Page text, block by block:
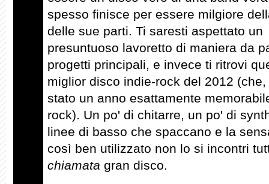
spesso finisce per essere milgiore
delle sue parti. Ti saresti aspettato un
presuntuoso lavoretto di maniera da
progetti principali, e invece ti ritrovi
miglior disco indie-rock del 2012
stato un anno esattamente
rock). Un po' di chitarre, un po' di
linee di basso che spaccano e la
così ben utilizzato non lo si incontri
chiamata gran disco.